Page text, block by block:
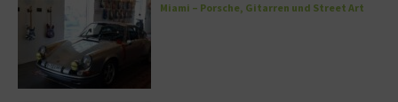
Miami – Porsche, Gitarren und Street Art